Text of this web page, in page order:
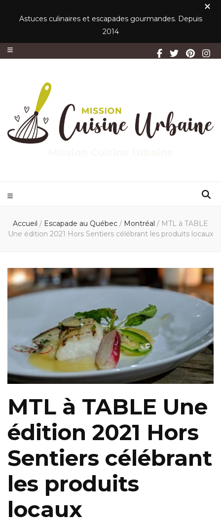
Astuces culinaires et escapades gourmandes. Depuis
2014
Accueil / Escapade au Québec / Montréal / MTL à TABLE
Une édition 2021 Hors Sentiers célébrant les produits locaux
MTL à TABLE Une
édition 2021 Hors
Sentiers célébrant
les produits
locaux